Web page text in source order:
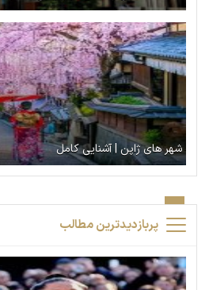
شهر های ژاپن | آشنایی کامل
پربازدیدترین مطالب